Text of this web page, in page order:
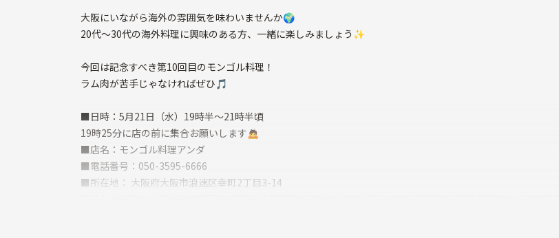
大阪にいながら海外の雰囲気を味わいませんか🌍️
20代〜30代の海外料理に興味のある方、一緒に楽しみましょう✨️
今回は記念すべき第10回目のモンゴル料理！
ラム肉が苦手じゃなければぜひ🎵
■日時：5月21日（水）19時半〜21時半頃
19時25分に店の前に集合お願いします🙇
■店名：モンゴル料理アンダ
■電話番号：050-3595-6666
■所在地： 大阪府大阪市浪速区幸町2丁目3-14